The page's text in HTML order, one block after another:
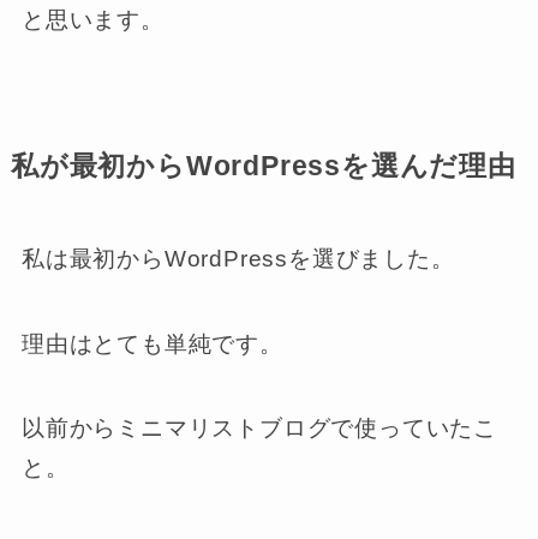
と思います。
私が最初からWordPressを選んだ理由
私は最初からWordPressを選びました。
理由はとても単純です。
以前からミニマリストブログで使っていたこ
と。